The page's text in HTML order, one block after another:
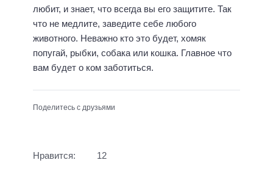
любит, и знает, что всегда вы его защитите. Так
что не медлите, заведите себе любого
животного. Неважно кто это будет, хомяк
попугай, рыбки, собака или кошка. Главное что
вам будет о ком заботиться.
Поделитесь с друзьями
Нравится: 12